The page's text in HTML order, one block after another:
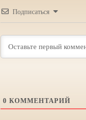
Подписаться
0 КОММЕНТАРИЙ